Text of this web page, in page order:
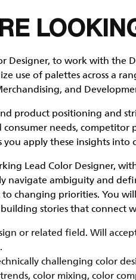
Designer, to work with the
use of palettes across a
and
product positioning and
needs, competitor
apply these insights into
Lead Color Designer,
navigate ambiguity and
changing priorities. You
stories that connect
or related field. Will
challenging color
color mixing, color